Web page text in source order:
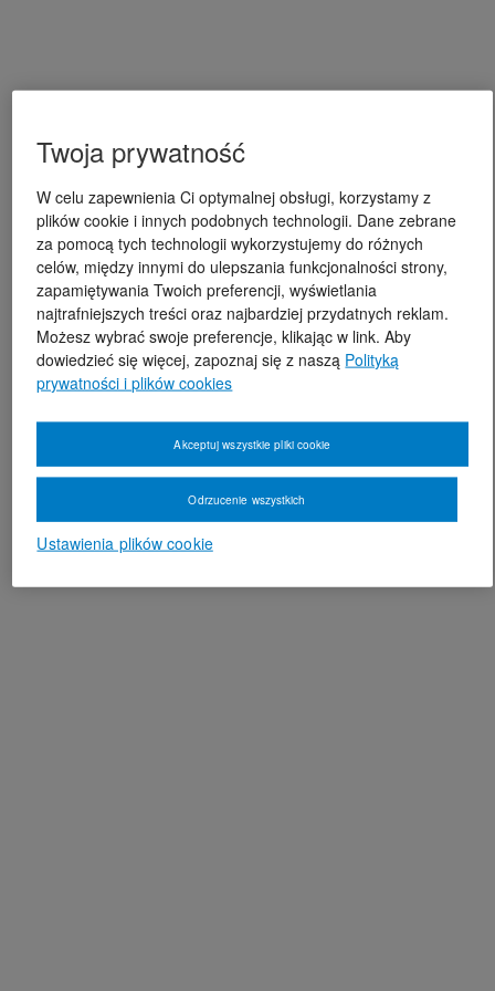
Twoja prywatność
W celu zapewnienia Ci optymalnej obsługi, korzystamy z
plików cookie i innych podobnych technologii. Dane zebrane
za pomocą tych technologii wykorzystujemy do różnych
celów, między innymi do ulepszania funkcjonalności strony,
zapamiętywania Twoich preferencji, wyświetlania
najtrafniejszych treści oraz najbardziej przydatnych reklam.
Możesz wybrać swoje preferencje, klikając w link. Aby
dowiedzieć się więcej, zapoznaj się z naszą Polityką
prywatności i plików cookies
Ustawienia plików cookie
Odrzucenie wszystkich
Akceptuj wszystkie pliki cookie